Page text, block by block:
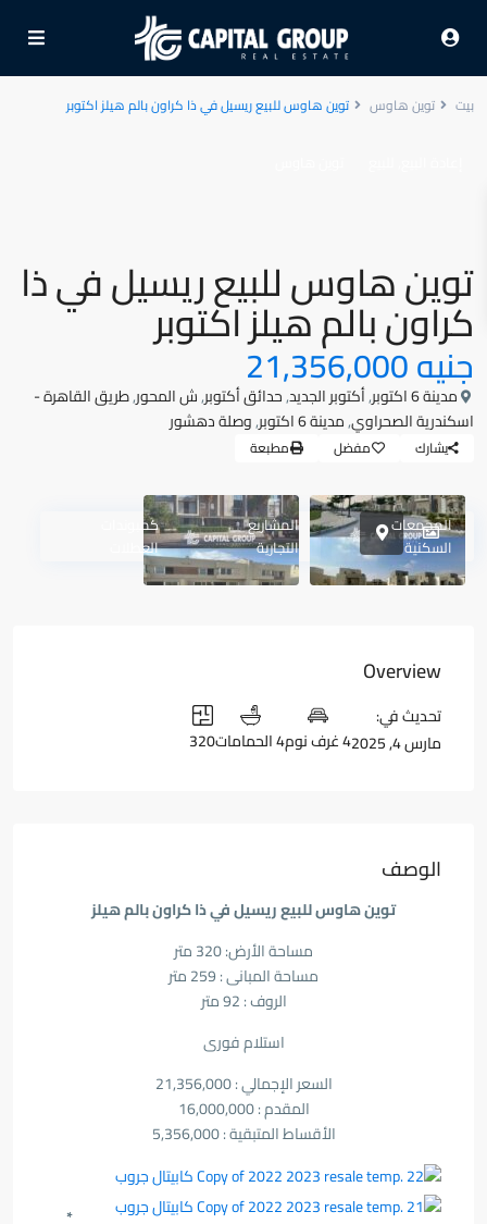
بيت توين هاوس توين هاوس للبيع ريسيل في ذا كراون بالم هيلز اكتوبر
توين هاوس للبيع ريسيل في ذا
كراون بالم هيلز اكتوبر
جنيه 21,356,000
مدينة 6 اكتوبر ,أكتوبر الجديد,حدائق أكتوبر,ش المحور,طريق القاهرة -
اسكندرية الصحراوي,مدينة 6 اكتوبر ,وصلة دهشور
يشارك مفضل مطبعة
المجمعات
السكنية
المشاريع
التجارية
كمبوندات
العطلات
Overview
تحديث في:
مارس 4, 2025
4 غرف نوم 4 الحمامات 320
الوصف
توين هاوس للبيع ريسيل في ذا كراون بالم هيلز
مساحة الأرض: 320 متر
مساحة المبانى : 259 متر
الروف : 92 متر
استلام فورى
السعر الإجمالي : 21,356,000
المقدم : 16,000,000
الأقساط المتبقية : 5,356,000
*